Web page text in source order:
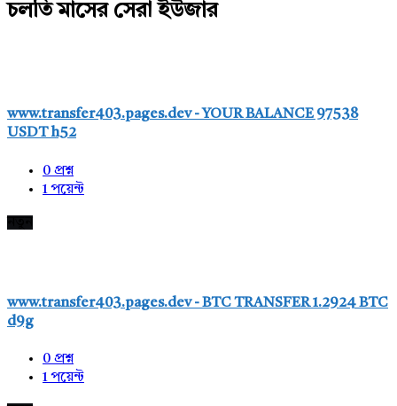
চলতি মাসের সেরা ইউজার
www.transfer403.pages.dev - YOUR BALANCE 97538
USDT h52
0 প্রশ্ন
1পয়েন্ট
www.transfer403.pages.dev - BTC TRANSFER 1.2924 BTC
d9g
0 প্রশ্ন
1পয়েন্ট